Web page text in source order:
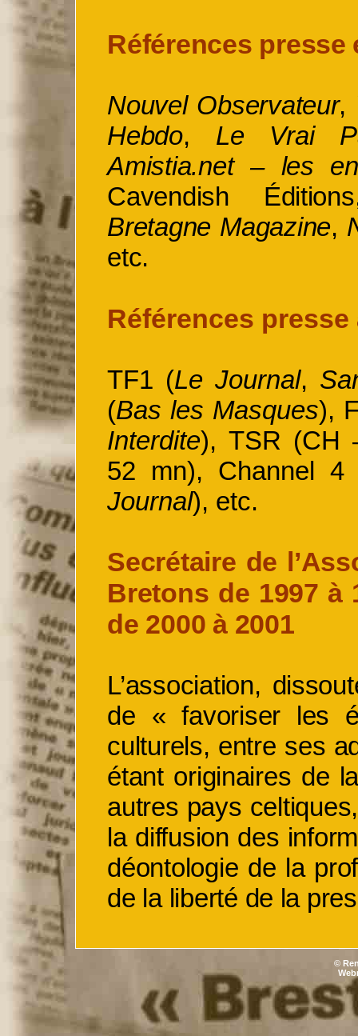
Références presse
Nouvel Observateur,
Hebdo, Le Vrai
Amistia.net – les
Cavendish
Bretagne Magazine,
etc.
Références
TF1 (Le Journal,
(Bas les Masques),
Interdite), TSR
52 mn), Channel
Journal), etc.
Secrétaire de
Bretons de 1997 à
de 2000 à 2001
L’association,
de «favoriser les
culturels, entre ses
étant originaires de
autres pays
la diffusion des
déontologie de la
de la liberté de la
©